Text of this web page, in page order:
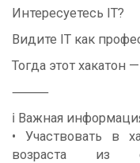
Интересуетесь IT?
Видите IT как
Тогда этот хакатон
⸻
ℹ️ Важная
• Участвовать в
возраста из